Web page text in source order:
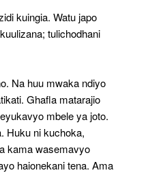
kuingia. Watu japo
tulichodhani
Na huu mwaka ndiyo
Ghafla matarajio
mbele ya joto.
Huku ni kuchoka,
kama wasemavyo
haionekani tena. Ama